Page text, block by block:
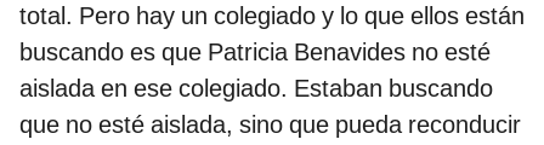
total. Pero hay un colegiado y lo que ellos están
buscando es que Patricia Benavides no esté
aislada en ese colegiado. Estaban buscando
que no esté aislada, sino que pueda reconducir